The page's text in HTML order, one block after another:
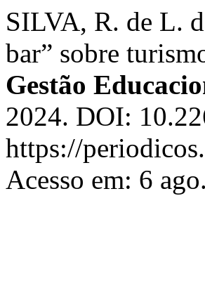
SILVA, R. de L.
bar” sobre
Gestão
2024. DOI:
https://
Acesso em: 6